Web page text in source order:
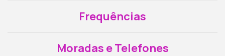
Frequências
Moradas e Telefones